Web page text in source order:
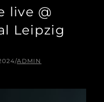
live @
Leipzig
/ADMIN